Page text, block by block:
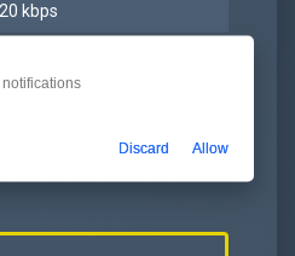
kbps
Discard Allow